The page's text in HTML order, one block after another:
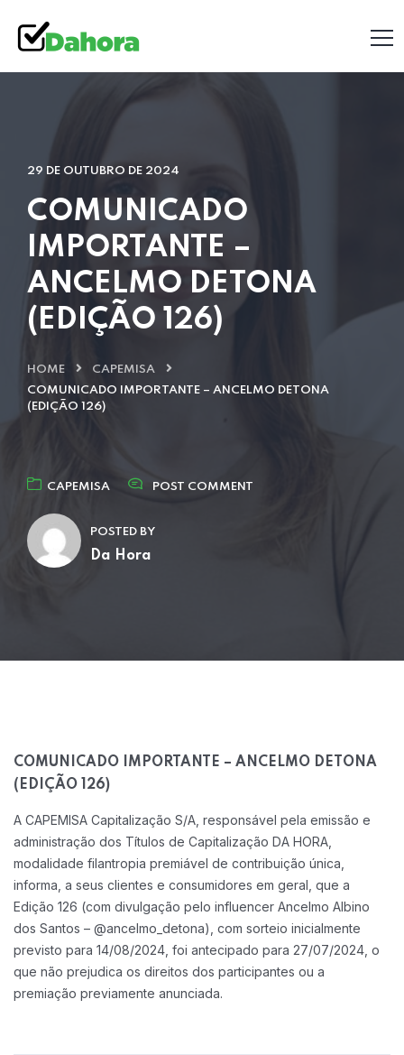
29 DE OUTUBRO DE 2024
COMUNICADO
IMPORTANTE –
ANCELMO DETONA
(EDIÇÃO 126)
HOME
CAPEMISA
COMUNICADO IMPORTANTE – ANCELMO DETONA
(EDIÇÃO 126)
CAPEMISA POST COMMENT
POSTED BY
Da Hora
COMUNICADO IMPORTANTE – ANCELMO DETONA
(EDIÇÃO 126)
A CAPEMISA Capitalização S/A, responsável pela emissão e
administração dos Títulos de Capitalização DA HORA,
modalidade filantropia premiável de contribuição única,
informa, a seus clientes e consumidores em geral, que a
Edição 126 (com divulgação pelo influencer Ancelmo Albino
dos Santos – @ancelmo_detona), com sorteio inicialmente
previsto para 14/08/2024, foi antecipado para 27/07/2024, o
que não prejudica os direitos dos participantes ou a
premiação previamente anunciada.